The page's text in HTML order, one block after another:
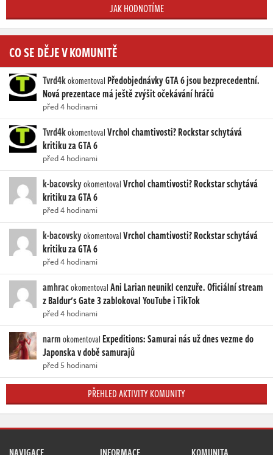
JAK HODNOTÍME
CO SE DĚJE V KOMUNITĚ
Tvrd4kokomentoval Předobjednávky GTA 6 jsou bezprecedentní.
Nová prezentace má ještě zvýšit očekávání hráčů
před 4 hodinami
Tvrd4kokomentovalVrchol chamtivosti? Rockstar schytává
kritiku za GTA 6
před 4 hodinami
k-bacovskyokomentovalVrchol chamtivosti? Rockstar schytává
kritiku za GTA 6
před 4 hodinami
k-bacovskyokomentovalVrchol chamtivosti? Rockstar schytává
kritiku za GTA 6
před 4 hodinami
amhracokomentovalAni Larian neunikl cenzuře. Oficiální stream
z Baldur's Gate 3 zablokoval YouTube i TikTok
před 4 hodinami
narmokomentoval Expeditions: Samurai nás už dnes vezme do
Japonska v době samurajů
před 5 hodinami
PŘEHLED AKTIVITY KOMUNITY